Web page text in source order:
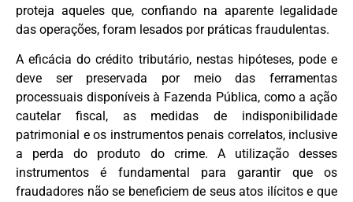
proteja aqueles que, confiando na aparente legalidade
das operações, foram lesados por práticas fraudulentas.
A eficácia do crédito tributário, nestas hipóteses, pode e
deve ser preservada por meio das ferramentas
processuais disponíveis à Fazenda Pública, como a ação
cautelar fiscal, as medidas de indisponibilidade
patrimonial e os instrumentos penais correlatos, inclusive
a perda do produto do crime. A utilização desses
instrumentos é fundamental para garantir que os
fraudadores não se beneficiem de seus atos ilícitos e que